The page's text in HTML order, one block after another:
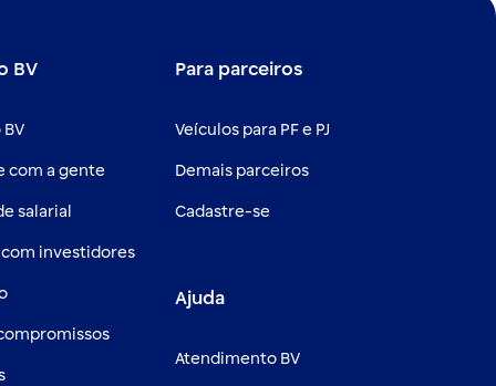
BV
com a gente
salarial
com investidores
Para parceiros
Veículos para PF e PJ
Demais parceiros
Cadastre-se
Ajuda
Atendimento BV